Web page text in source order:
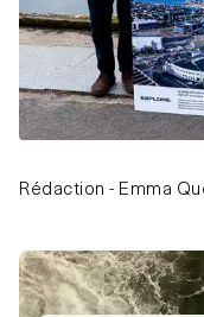
Rédaction - Emma